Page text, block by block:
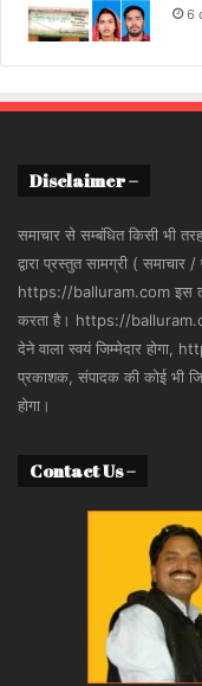
6
Disclaimer –
समाचार से सम्बंधित किसी भी
द्वारा प्रस्तुत सामग्री ( समाचार
https://balluram.com इस तरह
करता है। https://
देने वाला स्वयं जिम्मेदार
प्रकाशक, संपादक की कोई भी
होगा।
Contact Us –